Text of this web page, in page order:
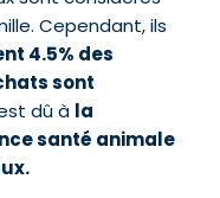
Cependant, ils
4.5% des
sont
dû à la
santé animale